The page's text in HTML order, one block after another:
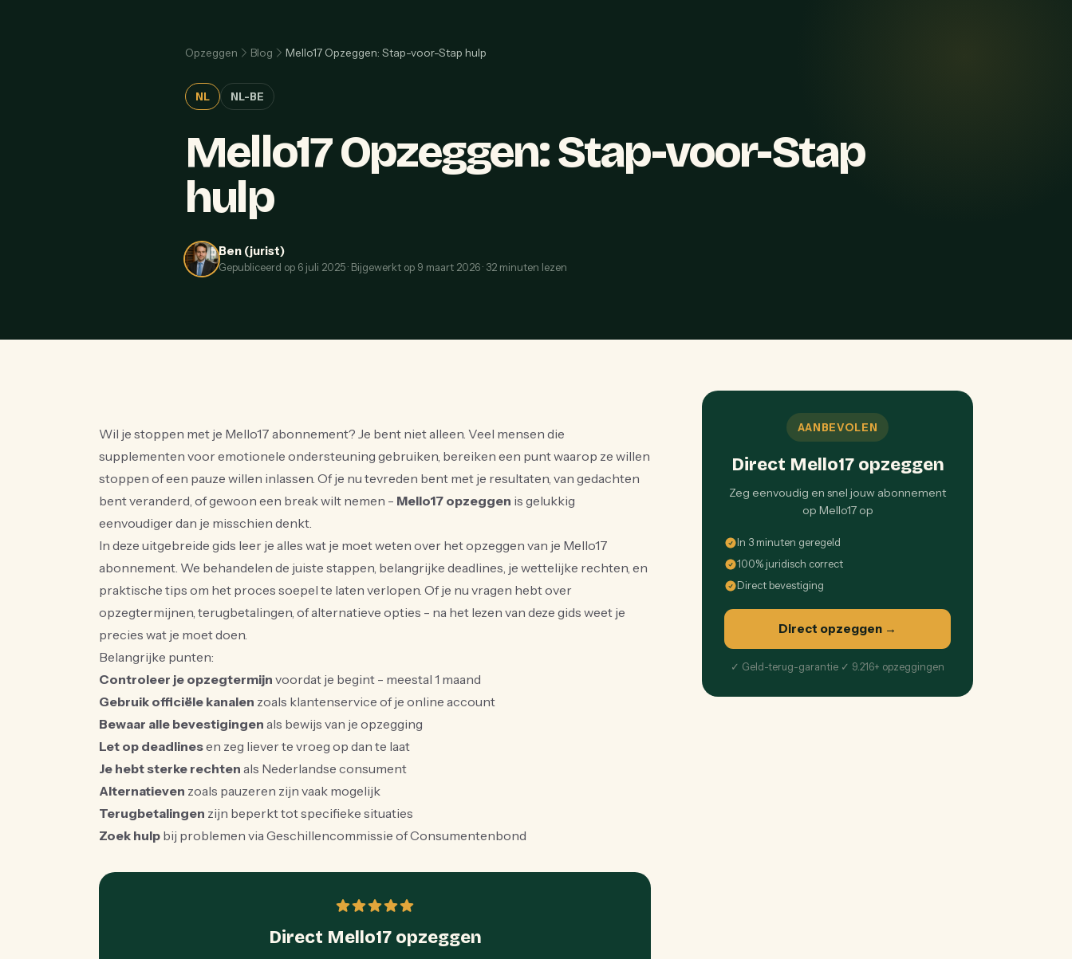
Opzeggen Blog Mello17 Opzeggen: Stap-voor-Stap hulp
NL NL-BE
Mello17 Opzeggen: Stap-voor-Stap
hulp
Ben (jurist)
Gepubliceerd op 6 juli 2025· Bijgewerkt op 9 maart 2026· 32 minuten lezen
Wil je stoppen met je Mello17 abonnement? Je bent niet alleen. Veel mensen die
supplementen voor emotionele ondersteuning gebruiken, bereiken een punt waarop ze willen
stoppen of een pauze willen inlassen. Of je nu tevreden bent met je resultaten, van gedachten
bent veranderd, of gewoon een break wilt nemen - Mello17 opzeggen is gelukkig
eenvoudiger dan je misschien denkt.
In deze uitgebreide gids leer je alles wat je moet weten over het opzeggen van je Mello17
abonnement. We behandelen de juiste stappen, belangrijke deadlines, je wettelijke rechten, en
praktische tips om het proces soepel te laten verlopen. Of je nu vragen hebt over
opzegtermijnen, terugbetalingen, of alternatieve opties - na het lezen van deze gids weet je
precies wat je moet doen.
Belangrijke punten:
Controleer je opzegtermijn voordat je begint - meestal 1 maand
Gebruik officiële kanalen zoals klantenservice of je online account
Bewaar alle bevestigingen als bewijs van je opzegging
Let op deadlinesen zeg liever te vroeg op dan te laat
Je hebt sterke rechten als Nederlandse consument
Alternatieven zoals pauzeren zijn vaak mogelijk
Terugbetalingen zijn beperkt tot specifieke situaties
Zoek hulp bij problemen via Geschillencommissie of Consumentenbond
Direct Mello17 opzeggen
AANBEVOLEN
Direct Mello17 opzeggen
Zeg eenvoudig en snel jouw abonnement
op Mello17 op
In 3 minuten geregeld
100% juridisch correct
Direct bevestiging
Direct opzeggen →
✓ Geld-terug-garantie ✓ 9.216+ opzeggingen